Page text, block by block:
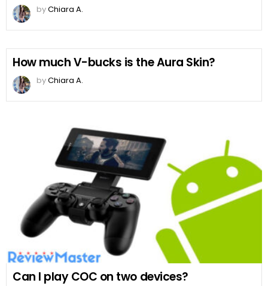
byChiara A.
How much V-bucks is the Aura Skin?
byChiara A.
Can I play COC on two devices?